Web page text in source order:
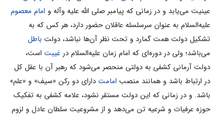
عینیت می‌‌یابد و در زمانی که پیامبر صلی الله علیه وآله و امام معصوم
علیه‌السلام به عنوان سرسلسله عاقلان حضور دارد، هر کس که به
تشکیل دولت همت گمارد و تحت نظر آن‌ها نباشد، دولت باطل
می‌‌باشد؛ ولی در دوره‌ای که امام زمان علیه‌السلام در غیبت است،
دولت آرمانی کشفی به دولتی منحصر می‌‌شود که رهبر آن با عقل کل
در ارتباط باشد و همانند منصب امامت دارای دو رکن «سیف» و «علم»
باشد. و در زمانی که این دولت مستقر نشود، علامه کشفی به تفکیک
حوزه عرفیات و شرعیه تن می‌‌دهد و از مشروعیت سلطان عادل و لزوم